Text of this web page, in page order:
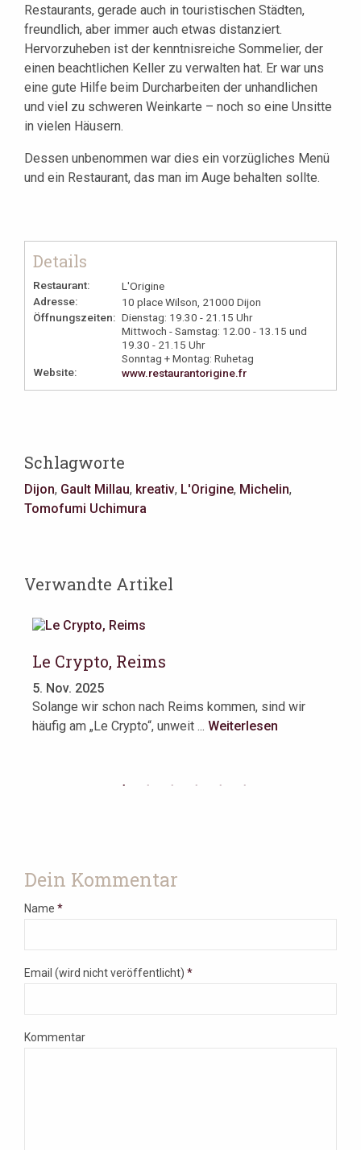
Restaurants, gerade auch in touristischen Städten,
freundlich, aber immer auch etwas distanziert.
Hervorzuheben ist der kenntnisreiche Sommelier, der
einen beachtlichen Keller zu verwalten hat. Er war uns
eine gute Hilfe beim Durcharbeiten der unhandlichen
und viel zu schweren Weinkarte – noch so eine Unsitte
in vielen Häusern.
Dessen unbenommen war dies ein vorzügliches Menü
und ein Restaurant, das man im Auge behalten sollte.
Details
Restaurant:
L'Origine
Adresse:
10 place Wilson, 21000 Dijon
Öffnungszeiten: Dienstag: 19.30 - 21.15 Uhr
Mittwoch - Samstag: 12.00 - 13.15 und
19.30 - 21.15 Uhr
Sonntag + Montag: Ruhetag
Website:
www.restaurantorigine.fr
Schlagworte
Dijon, Gault Millau, kreativ, L'Origine, Michelin,
Tomofumi Uchimura
Verwandte Artikel
Le Crypto, Reims
5. Nov. 2025
Solange wir schon nach Reims kommen, sind wir
häufig am „Le Crypto“, unweit ... Weiterlesen
Dein Kommentar
Name *
Email (wird nicht veröffentlicht) *
Kommentar